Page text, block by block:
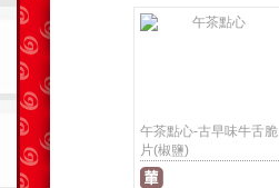
午茶點心-古早味牛舌脆
片(椒鹽)